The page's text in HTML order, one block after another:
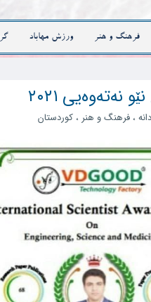
فرهنگ و هنر ورزش مهاباد
٢٠٢١
،فرهنگ و هنر ،کوردستان